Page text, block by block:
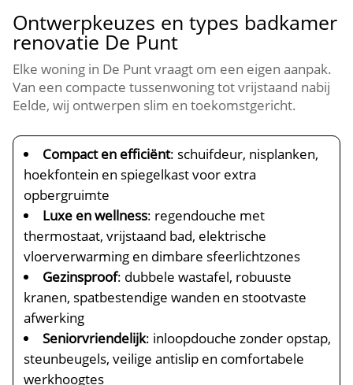
Ontwerpkeuzes en types badkamer
renovatie De Punt
Elke woning in De Punt vraagt om een eigen aanpak.
Van een compacte tussenwoning tot vrijstaand nabij
Eelde, wij ontwerpen slim en toekomstgericht.
Compact en efficiënt: schuifdeur, nisplanken,
hoekfontein en spiegelkast voor extra
opbergruimte
Luxe en wellness: regendouche met
thermostaat, vrijstaand bad, elektrische
vloerverwarming en dimbare sfeerlichtzones
Gezinsproof: dubbele wastafel, robuuste
kranen, spatbestendige wanden en stootvaste
afwerking
Seniorvriendelijk: inloopdouche zonder opstap,
steunbeugels, veilige antislip en comfortabele
werkhoogtes